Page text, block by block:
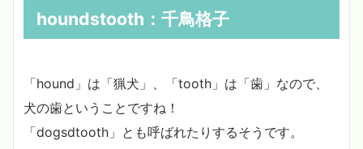
houndstooth ：千鳥格子
「hound」は「猟犬」、「tooth」は「歯」なので、
犬の歯ということですね！
「dogsdtooth」とも呼ばれたりするそうです。